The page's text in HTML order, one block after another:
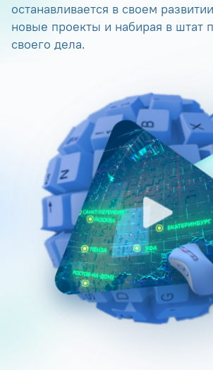
останавливается в своем
новые проекты и набирая в штат
своего дела.